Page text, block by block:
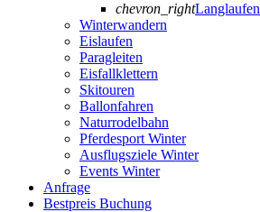
chevron_rightLanglaufen
Winterwandern
Eislaufen
Paragleiten
Eisfallklettern
Skitouren
Ballonfahren
Naturrodelbahn
Pferdesport Winter
Ausflugsziele Winter
Events Winter
Anfrage
Bestpreis Buchung